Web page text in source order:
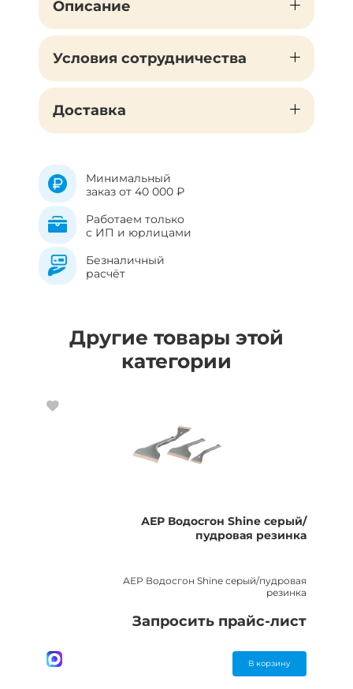
Описание
Условия сотрудничества
Доставка
Минимальный
заказ от 40 000 ₽
Работаем только
с ИП и юрлицами
Безналичный
расчёт
Другие товары этой
категории
АЕР Водосгон Shine серый/
пудровая резинка
АЕР Водосгон Shine серый/пудровая
резинка
Запросить прайс-лист
В корзину